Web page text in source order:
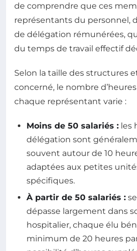
de comprendre que ces
représentants du personnel,
de délégation rémunérées,
du temps de travail effectif
Selon la taille des structures
concerné, le nombre
chaque représentant varie :
Moins de 50 salariés : les
délégation sont
souvent autour de 10
adaptées aux petites
spécifiques.
À partir de 50 salariés :
dépasse largement dans
hospitalier, chaque élu
minimum de 20 heures